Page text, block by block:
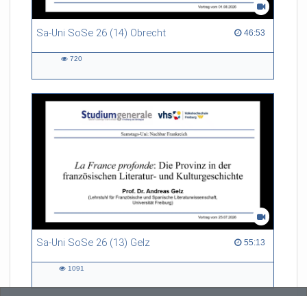
Sa-Uni SoSe 26 (14) Obrecht 46:53
46:53 duration
720
Sa-Uni SoSe 26 (13) Gelz 55:13
55:13 duration
1091